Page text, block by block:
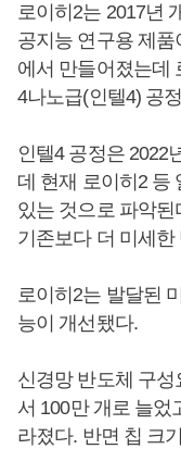
로이히2는 2017년
공지능 연구용 제
에서 만들어졌는데
4나노급(인텔4) 공
인텔4 공정은 2022
데 현재 로이히2 등
있는 것으로 파악
기존보다 더 미세
로이히2는 발달된
능이 개선됐다.
신경망 반도체 구성
서 100만 개로 늘었
라졌다. 반면 칩 크